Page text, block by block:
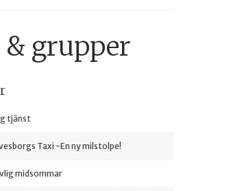
grupper
tjänst
Taxi -En ny milstolpe!
midsommar